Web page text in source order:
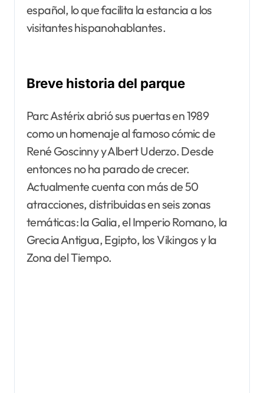
español, lo que facilita la estancia a los
visitantes hispanohablantes.
Breve historia del parque
Parc Astérix abrió sus puertas en 1989
como un homenaje al famoso cómic de
René Goscinny y Albert Uderzo. Desde
entonces no ha parado de crecer.
Actualmente cuenta con más de 50
atracciones, distribuidas en seis zonas
temáticas: la Galia, el Imperio Romano, la
Grecia Antigua, Egipto, los Vikingos y la
Zona del Tiempo.